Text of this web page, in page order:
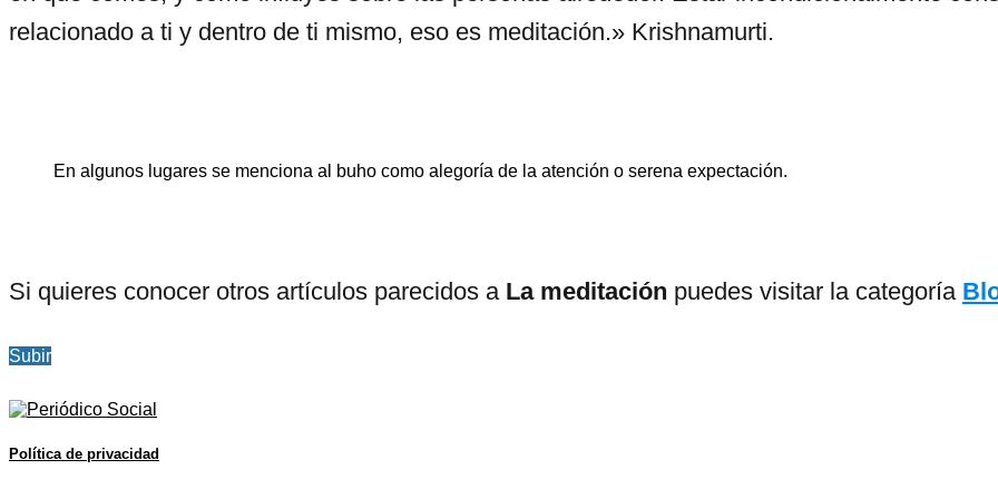
relacionado a ti y dentro de ti mismo, eso es meditación.» Krishnamurti.
En algunos lugares se menciona al buho como alegoría de la atención o serena expectación.
Si quieres conocer otros artículos parecidos a La meditación puedes visitar la categoría
Subir
Política de privacidad